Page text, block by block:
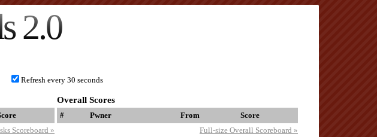
2.0
Refresh every 30 seconds
Overall Scores
Scoreboard »
# Pwner From
Score
Full-size Overall Scoreboard »